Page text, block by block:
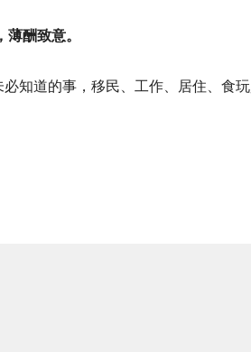
薄酬致意。
知道的事，移民、工作、居住、食